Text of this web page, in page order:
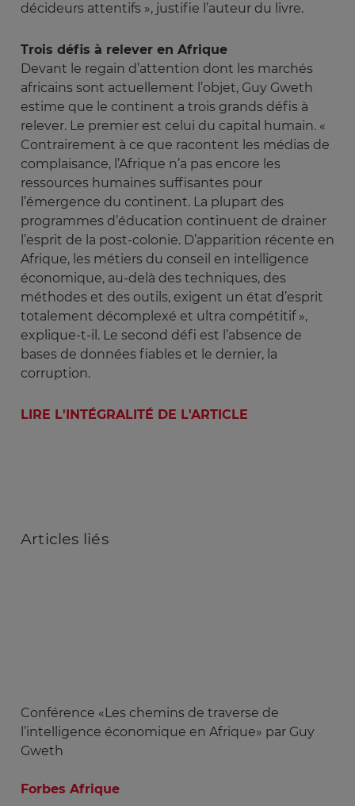
décideurs attentifs », justifie l’auteur du livre.
Trois défis à relever en Afrique
Devant le regain d’attention dont les marchés
africains sont actuellement l’objet, Guy Gweth
estime que le continent a trois grands défis à
relever. Le premier est celui du capital humain. «
Contrairement à ce que racontent les médias de
complaisance, l’Afrique n’a pas encore les
ressources humaines suffisantes pour
l’émergence du continent. La plupart des
programmes d’éducation continuent de drainer
l’esprit de la post-colonie. D’apparition récente en
Afrique, les métiers du conseil en intelligence
économique, au-delà des techniques, des
méthodes et des outils, exigent un état d’esprit
totalement décomplexé et ultra compétitif »,
explique-t-il. Le second défi est l’absence de
bases de données fiables et le dernier, la
corruption.
LIRE L'INTÉGRALITÉ DE L'ARTICLE
Articles liés
Conférence «Les chemins de traverse de
l’intelligence économique en Afrique» par Guy
Gweth
Forbes Afrique